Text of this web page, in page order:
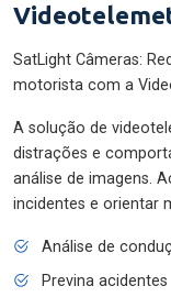
SatLight Câmeras:
motorista com a
A solução de
distrações e
análise de imagens.
incidentes e orientar
Análise de
Previna acidentes